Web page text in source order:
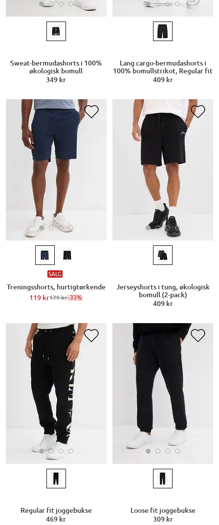
Sweat-bermudashorts i 100%
økologisk bomull
349 kr
Lang cargo-bermudashorts i
100% bomullstrikot, Regular fit
409 kr
SALG
Treningsshorts, hurtigtørkende
119 kr179 kr-33%
Jerseyshorts i tung, økologisk
bomull (2-pack)
409 kr
Regular fit joggebukse
469 kr
Loose fit joggebukse
309 kr